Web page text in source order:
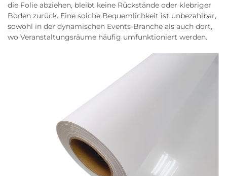
die Folie abziehen, bleibt keine Rückstände oder klebriger
Boden zurück. Eine solche Bequemlichkeit ist unbezahlbar,
sowohl in der dynamischen Events-Branche als auch dort,
wo Veranstaltungsräume häufig umfunktioniert werden.